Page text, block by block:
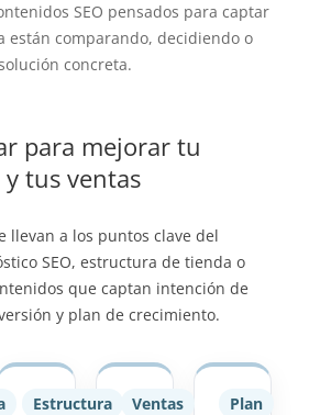
SEO pensados para captar
están comparando, decidiendo o
concreta.
para mejorar tu
tus ventas
llevan a los puntos clave del
SEO, estructura de tienda o
que captan intención de
y plan de crecimiento.
Estructura Ventas Plan